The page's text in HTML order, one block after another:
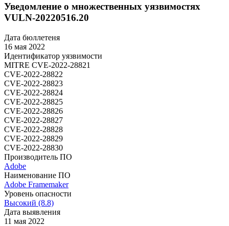
Уведомление о множественных уязвимостях
VULN-20220516.20
Дата бюллетеня
16 мая 2022
Идентификатор уязвимости
MITRE CVE-2022-28821
CVE-2022-28822
CVE-2022-28823
CVE-2022-28824
CVE-2022-28825
CVE-2022-28826
CVE-2022-28827
CVE-2022-28828
CVE-2022-28829
CVE-2022-28830
Производитель ПО
Adobe
Наименование ПО
Adobe Framemaker
Уровень опасности
Высокий (8.8)
Дата выявления
11 мая 2022